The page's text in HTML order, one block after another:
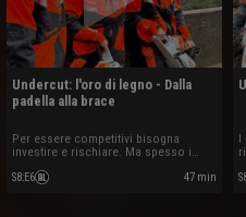
Undercut: l'oro di legno - Dalla
padella alla brace
Per essere competitivi bisogna
investire e rischiare. Ma spesso i
bisogna essere disposti a rilanciare.
S8:E6 47 min
I